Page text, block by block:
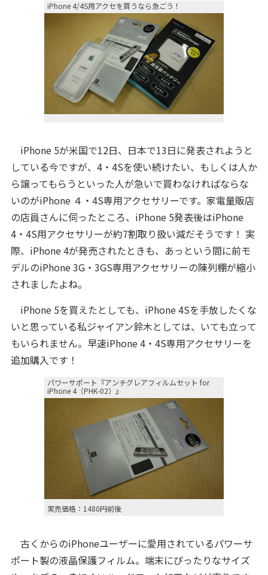
iPhone 4/4S用アクセを買うなら急ごう！
iPhone 5が米国で12日、日本で13日に発表されようと
している今ですが、4・4Sを使い続けたい、もしくは人か
ら譲ってもらうといった人が急いで買わなければならな
いのがiPhone ４・4S専用アクセサリーです。家電量販店
の店員さんに伺ったところ、iPhone 5発表後はiPhone
4・4S用アクセサリーが約7割取り扱い減だそうです！ 実
際、iPhone 4が発売されたときも、あっという間に前モ
デルのiPhone 3G・3GS専用アクセサリーの陳列棚が縮小
されましたよね。
iPhone 5を買えたとしても、iPhone 4Sを手放したくな
いと思っている私ジャイアン鈴木としては、いても立って
もいられません。早速iPhone 4・4S専用アクセサリーを
追加購入です！
パワーサポート『アンチグレアフィルムセット for
iPhone 4（PHK-02）』
実売価格：1480円前後
古くからのiPhoneユーザーに愛用されているパワーサ
ポート製の液晶保護フィルム。端末にぴったりなサイズ